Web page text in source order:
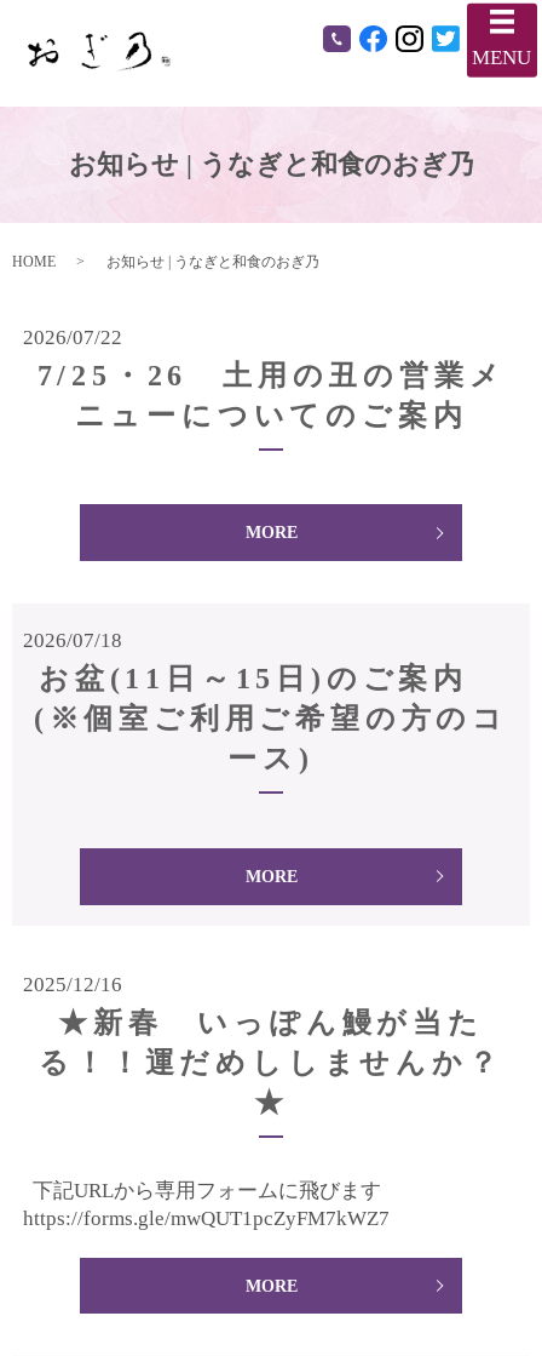
メ
MENU
お知らせ | うなぎと和食のおぎ乃
HOME お知らせ | うなぎと和食のおぎ乃
2026/07/22
7/25・26 土用の丑の営業メ
ニューについてのご案内
MORE
2026/07/18
お盆(11日～15日)のご案内
(※個室ご利用ご希望の方のコ
ース)
MORE
2025/12/16
★新春 いっぽん鰻が当た
る！！運だめししませんか？
★
下記URLから専用フォームに飛びます
https://forms.gle/mwQUT1pcZyFM7kWZ7
MORE